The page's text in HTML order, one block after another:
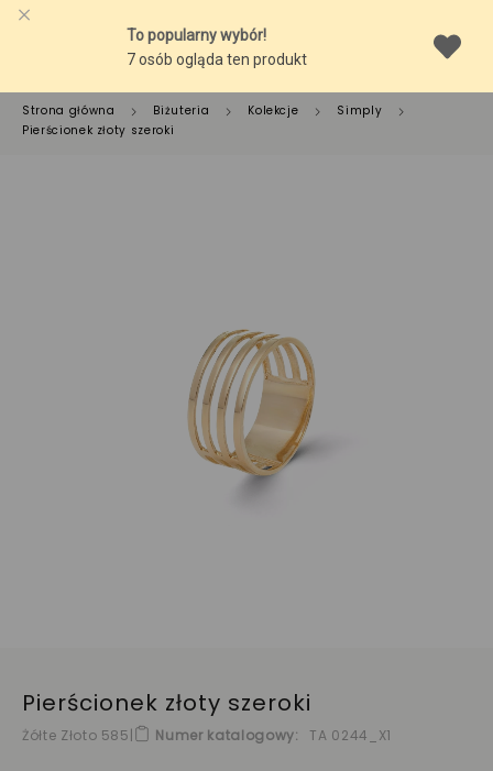
Strona główna Biżuteria Kolekcje
Simply
Pierścionek złoty szeroki
Pierścionek złoty szeroki
Żółte Złoto 585| Numer katalogowy TA 0244_X1